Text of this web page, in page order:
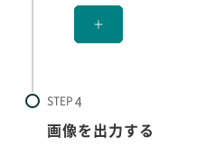
＋
STEP
画像を出力する